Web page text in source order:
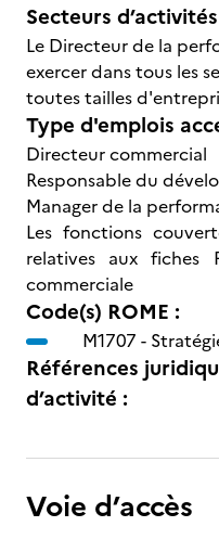
Secteurs
Le Directeur de la
exercer dans tous les
toutes tailles
Type d'emplois
Directeur commercial
Responsable du
Manager de la
Les fonctions
relatives aux fiches
commerciale
Code(s) ROME :
M1707 -
Références
d’activité :
Voie d’accès